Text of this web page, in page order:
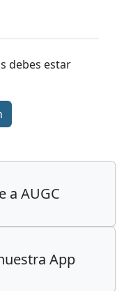
debes estar
a AUGC
App